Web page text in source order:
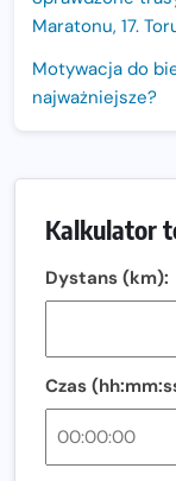
Maratonu, 17.
Motywacja do
najważniejsze?
Sprawdzony
biegania
Amazfit
i zawodnika
Regeneracja w
Ostatnie wolne
Kalkulator
Dystans (km):
Czas